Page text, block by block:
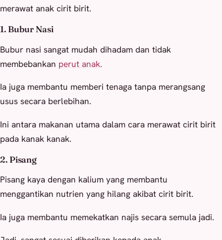
merawat anak cirit birit.
1. Bubur Nasi
Bubur nasi sangat mudah dihadam dan tidak
membebankan perut anak.
Ia juga membantu memberi tenaga tanpa merangsang
usus secara berlebihan.
Ini antara makanan utama dalam cara merawat cirit birit
pada kanak kanak.
2. Pisang
Pisang kaya dengan kalium yang membantu
menggantikan nutrien yang hilang akibat cirit birit.
Ia juga membantu memekatkan najis secara semula jadi.